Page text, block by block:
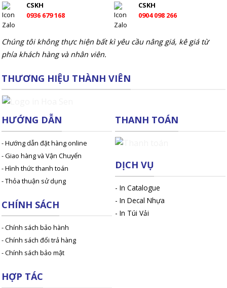
CSKH
0936 679 168
CSKH
0904 098 266
Chúng tôi không thực hiện bất kì yêu cầu nâng giá, kê giá từ
phía khách hàng và nhân viên.
THƯƠNG HIỆU THÀNH VIÊN
HƯỚNG DẪN
- Hướng dẫn đặt hàng online
- Giao hàng và Vận Chuyển
- Hình thức thanh toán
- Thỏa thuận sử dụng
CHÍNH SÁCH
- Chính sách bảo hành
- Chính sách đổi trả hàng
- Chính sách bảo mật
HỢP TÁC
THANH TOÁN
DỊCH VỤ
- In Catalogue
- In Decal Nhựa
- In Túi Vải